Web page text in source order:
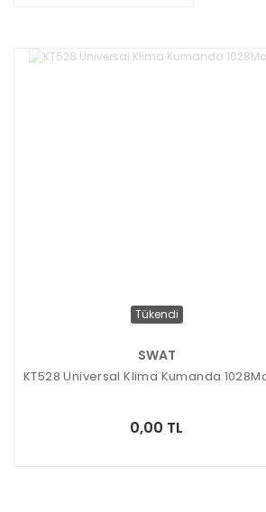
Tükendi
SWAT
KT528 Universal Klima Kumanda
0,00 TL